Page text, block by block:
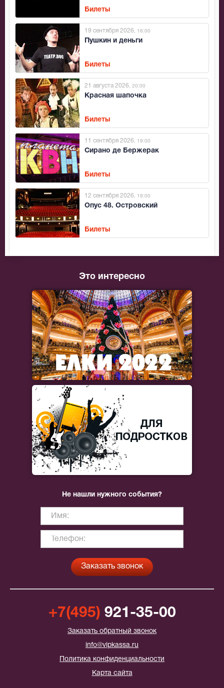
Билеты
Пушкин и деньги
19 сентября 2026 , 16:00
Билеты
Красная шапочка
21 августа 2026 , 20:00
Билеты
Сирано де Бержерак
11 сентября 2026 , 19:00
Билеты
Опус 48. Островский
12 сентября 2026 , 19:00
Билеты
Это интересно
Не нашли нужного события?
+7(495) 921-35-00
Заказать обратный звонок
info@vipkassa.ru
Политика конфиденциальности
Карта сайта